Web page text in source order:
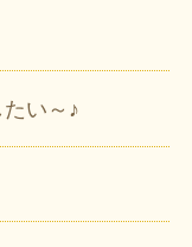
い～♪